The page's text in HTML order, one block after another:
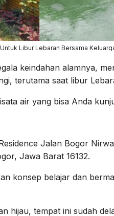
Libur Lebaran Bersama
keindahan alamnya,
terutama saat libur
air yang bisa Anda
Jalan Bogor
Jawa Barat 16132.
konsep belajar dan
hijau, tempat ini sudah